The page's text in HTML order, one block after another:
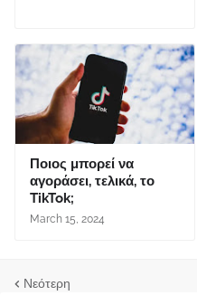
Ποιος μπορεί να
αγοράσει, τελικά, το
TikTok;
March 15, 2024
Νεότερη